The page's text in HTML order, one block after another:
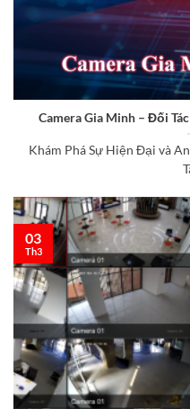
Camera Gia Minh – Đối
Khám Phá Sự Hiện Đại và
03
Th3